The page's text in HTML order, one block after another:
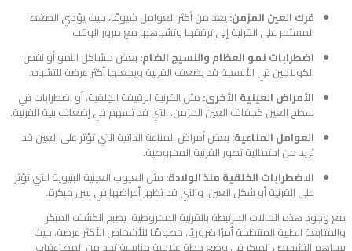
فرك العين المزمن: يعد من أكثر العوامل شيوعًا، حيث يؤدي الضغط
المستمر على القرنية إلى ترققها وتشوهها مع مرور الوقت.
اضطرابات نمو العظام والنسيج الضام: بعض مشاكل النمو أو نقص
الكولاجين في الأنسجة قد يضعف القرنية ويجعلها أكثر عرضة للتشوه.
الأمراض العينية الأخرى: مثل القرنية الرقيقة الخِلقية، أو اضطرابات في
سطح العين كجفاف العين المزمن، التي قد تسهم في إضعاف بنية القرنية.
العوامل المناعية: بعض أمراض المناعة الذاتية التي تؤثر على العين قد
تزيد من احتمالية تطور القرنية المخروطية.
الاضطرابات الخلقية منذ الولادة: مثل العيوب العينية البنيوية التي تؤثر
على القرنية أو شكل العين، والتي قد تظهر أعراضها في سن مبكرة.
مع وجود هذه الحالات المرتبطة بالقرنية المخروطية، يصبح الكشف المبكر
والمتابعة الطبية المنتظمة أمرًا ضروريًا، خصوصًا للأشخاص الأكثر عرضة، حيث
يساهم التشخيص المبكر في وضع خطة علاجية مناسبة تحد من المضاعفات